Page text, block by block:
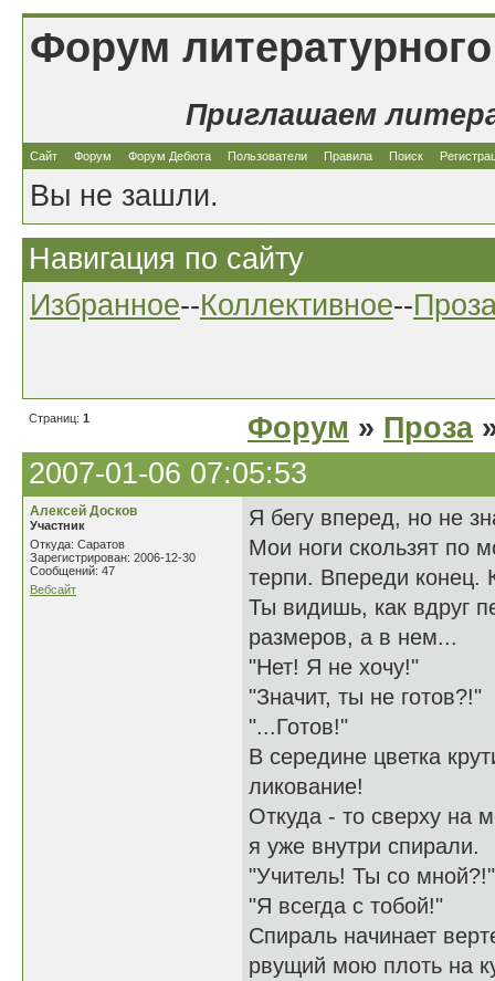
Форум
Приглашаем
Сайт Форум Форум Дебюта Пользователи Правила Поиск
Вы не зашли.
Навигация по сайту
Избранное--Коллективное--
Страниц: 1 Форум » Проза
2007-01-06 07:05:53
Алексей Досков
Участник
Откуда: Саратов
Зарегистрирован: 2006-12-30
Сообщений: 47
Вебсайт
Я бегу вперед, но не
Мои ноги скользят по
терпи. Впереди конец.
Ты видишь, как вдруг
размеров, а в нем...
"Нет! Я не хочу!"
"Значит, ты не готов?!"
"...Готов!"
В середине цветка
ликование!
Откуда - то сверху на
я уже внутри спирали.
"Учитель! Ты со мной?!"
"Я всегда с тобой!"
Спираль начинает
рвущий мою плоть на